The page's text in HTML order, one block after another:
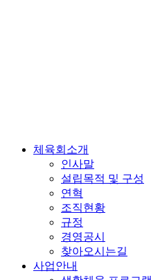
체육회소개
인사말
설립목적 및 구성
연혁
조직현황
규정
경영공시
찾아오시는길
사업안내